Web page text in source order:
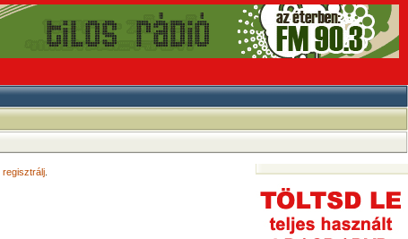
regisztrálj.